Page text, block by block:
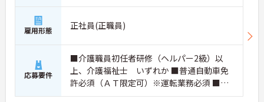
雇用形態 正社員(正職員)
応募要件
■介護職員初任者研修（ヘルパー2級）以
上、介護福祉士 いずれか ■普通自動車免
許必須（ＡＴ限定可）※運転業務必須 ■経
験不問